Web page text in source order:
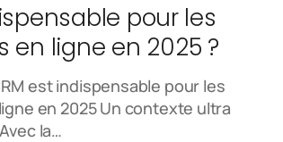
pour les
en ligne en 2025 ?
est indispensable pour les
en 2025 Un contexte ultra
la…